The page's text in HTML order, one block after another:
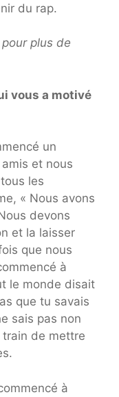
du rap.
plus de
vous a motivé
un
et nous
les
« Nous avons
devons
et la laisser
que nous
à
le monde disait
que tu savais
sais pas non
train de mettre
à